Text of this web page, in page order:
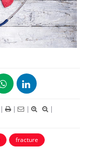
| | |
|
fracture